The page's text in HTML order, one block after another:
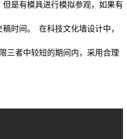
是有模具进行模拟参观，如果有
时间。 在科技文化墙设计中，
三者中较短的期间内，采用合理